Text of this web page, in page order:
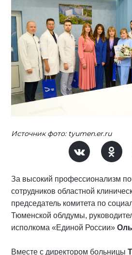
Источник фото: tyumen.er.ru
За высокий профессионализм
сотрудников областной
председатель комитета по
Тюменской облдумы,
исполкома «Единой России»
Вместе с директором больницы